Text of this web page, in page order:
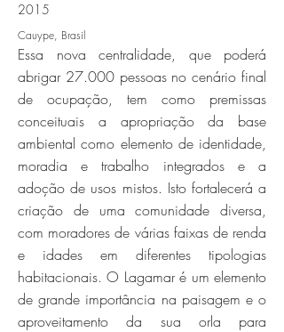
cauype_0001_03-ce-cidade-
cauypejpg
Click here
2015
Cauype, Brasil
Essa nova centralidade, que poderá
abrigar 27.000 pessoas no cenário final
de ocupação, tem como premissas
conceituais a apropriação da base
ambiental como elemento de identidade,
moradia e trabalho integrados e a
adoção de usos mistos. Isto fortalecerá a
criação de uma comunidade diversa,
com moradores de várias faixas de renda
e idades em diferentes tipologias
habitacionais. O Lagamar é um elemento
de grande importância na paisagem e o
aproveitamento da sua orla para